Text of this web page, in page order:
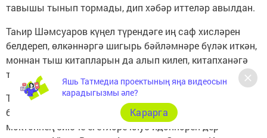
тавышы тынып тормады, дип хәбәр иттеләр авылдан.
Таһир Шәмсуаров күңел түрендәге иң саф хисләрен
белдереп, өлкәннәргә шигырь бәйләмнәре бүләк иткән,
моннан тыш китапларын да алып килеп, китапханәгә
тапшырган.
Түбән Чыршылыдан Гөлнур Кәримова үзенең чыгышы
белән өлкәннәрне яшьлекләренә алып кайтты. Ә
мәктәпнең биюче егетләре клуб идәннәрен дер
Яшь Татмедиа проектының яңа видеосын
карадыгызмы әле?
Карарга